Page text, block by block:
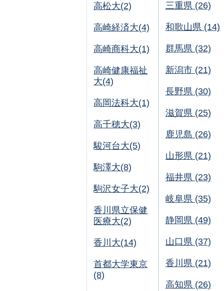
高松大(2)
高崎経済大(4)
高崎商科大(1)
高崎健康福祉
大(4)
高岡法科大(1)
高千穂大(3)
駿河台大(5)
駒澤大(8)
駒沢女子大(2)
香川県立保健
医療大(2)
香川大(14)
首都大学東京
(8)
三重県 (26)
和歌山県 (14)
群馬県 (32)
新潟市 (21)
長野県 (30)
滋賀県 (25)
鹿児島 (26)
山形県 (21)
福井県 (23)
岐阜県 (35)
静岡県 (49)
山口県 (37)
香川県 (21)
高知県 (26)